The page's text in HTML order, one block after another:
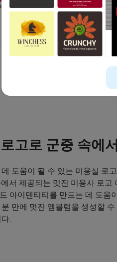
고로 군중 속에
도움이 될 수 있는 미용실 로
서 제공되는 멋진 미용사 로고
아이덴티티를 만드는 데 도움
만에 멋진 엠블럼을 생성할
.